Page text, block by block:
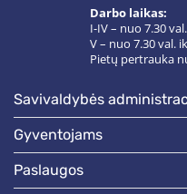
Darbo laikas:
I-IV – nuo 7.30
V – nuo 7.30 val.
Pietų pertrauka
savivaldybės
gyventojams
paslaugos